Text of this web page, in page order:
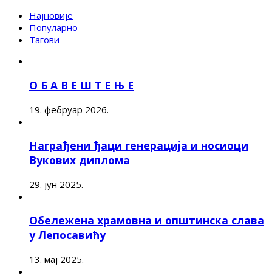
Најновије
Популарно
Тагови
О Б А В Е Ш Т Е Њ Е
19. фебруар 2026.
Награђени ђаци генерација и носиоци
Вукових диплома
29. јун 2025.
Обележена храмовна и општинска слава
у Лепосавићу
13. мај 2025.